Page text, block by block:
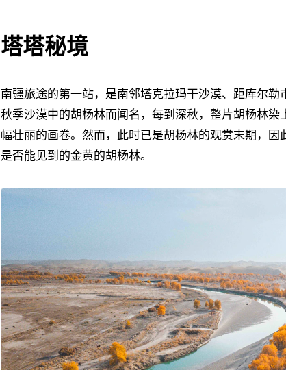
塔塔秘境
南疆旅途的第一站，是南邻塔克拉玛干沙漠、距库尔勒
秋季沙漠中的胡杨林而闻名，每到深秋，整片胡杨林
幅壮丽的画卷。然而，此时已是胡杨林的观赏末期，
是否能见到的金黄的胡杨林。